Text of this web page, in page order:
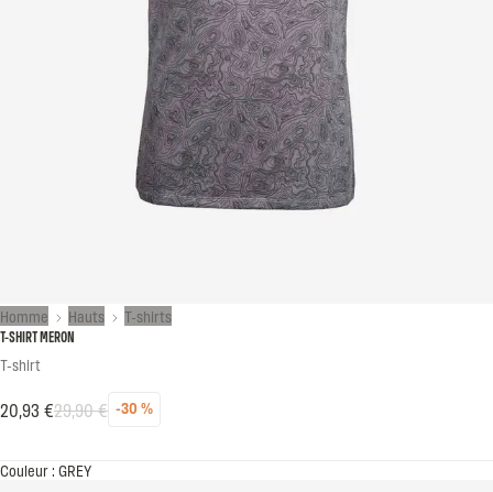
Homme Hauts
T-shirts
T-SHIRT MERON
T-shirt
Réduction -30 %
Prix habituel
29,90 €
Prix soldé
20,93 €
Couleur : GREY